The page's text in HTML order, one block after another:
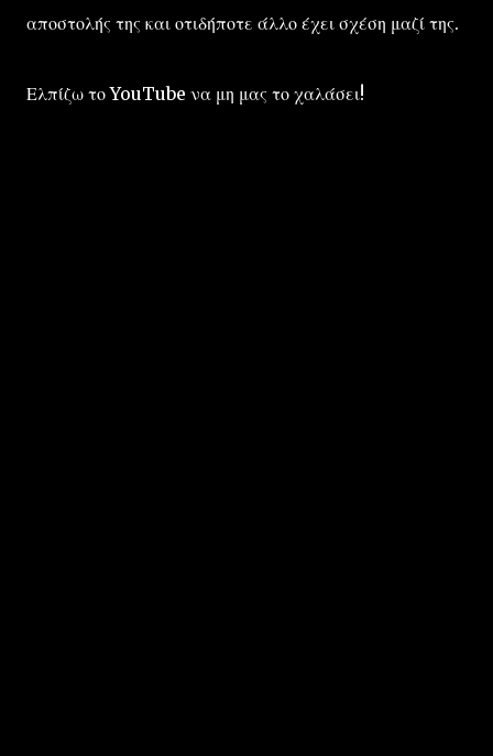
αποστολής της και οτιδήποτε άλλο έχει σχέση μαζί της.
Ελπίζω το YouTube να μη μας το χαλάσει!